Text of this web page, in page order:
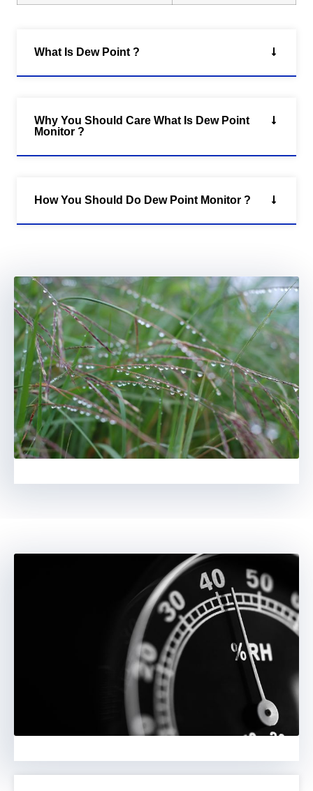
What Is Dew Point ?
Why You Should Care What Is Dew Point
Monitor ?
How You Should Do Dew Point Monitor ?